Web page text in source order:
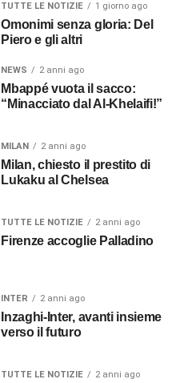
TUTTE LE NOTIZIE 1 giorno ago
Omonimi senza gloria: Del
Piero e gli altri
NEWS 2 anni ago
Mbappé vuota il sacco:
“Minacciato dal Al-Khelaifi!”
MILAN 2 anni ago
Milan, chiesto il prestito di
Lukaku al Chelsea
TUTTE LE NOTIZIE 2 anni ago
Firenze accoglie Palladino
INTER 2 anni ago
Inzaghi-Inter, avanti insieme
verso il futuro
TUTTE LE NOTIZIE 2 anni ago